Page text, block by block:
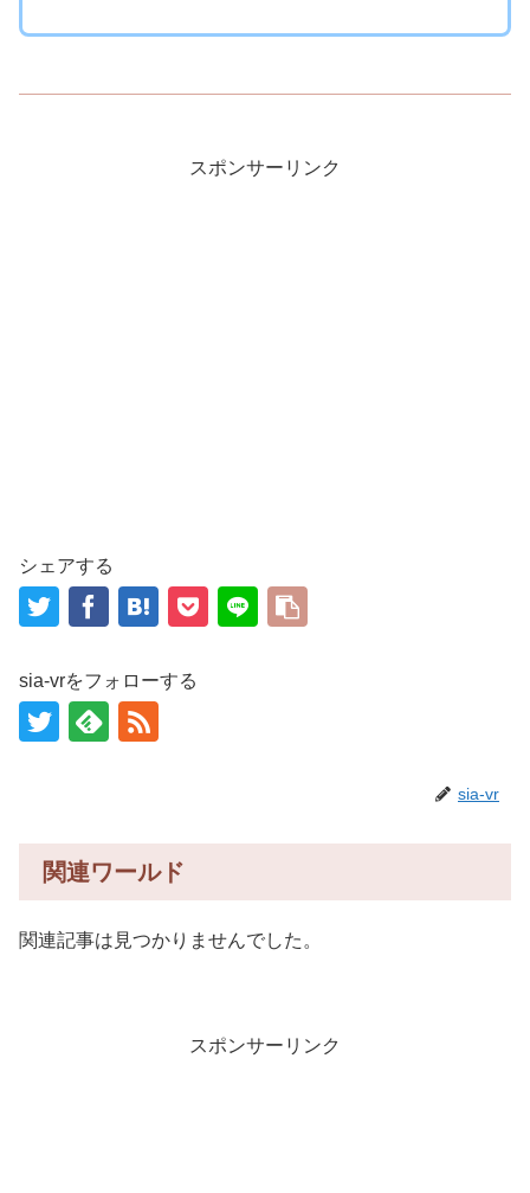
スポンサーリンク
シェアする
sia-vrをフォローする
sia-vr
関連ワールド
関連記事は見つかりませんでした。
スポンサーリンク